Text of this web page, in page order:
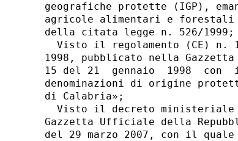
geografiche protette (IGP),
agricole alimentari e forestali
della citata legge n. 526/1999;
Visto il regolamento (CE) n.
1998, pubblicato nella
15 del 21  gennaio  1998
denominazioni di origine
di Calabria»;
Visto il decreto
Gazzetta Ufficiale della
del 29 marzo 2007, con il